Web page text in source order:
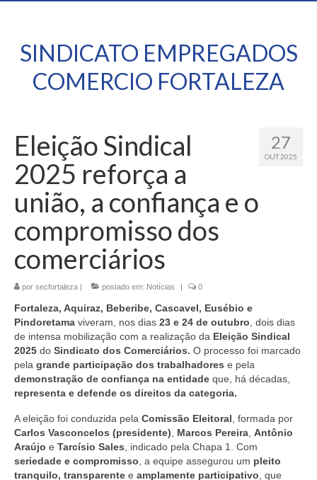
SINDICATO EMPREGADOS
COMERCIO FORTALEZA
27
OUT 2025
Eleição Sindical
2025 reforça a
união, a confiança e o
compromisso dos
comerciários
por secfortaleza | postado em: Notícias | 0
Fortaleza, Aquiraz, Beberibe, Cascavel, Eusébio e
Pindoretama viveram, nos dias 23 e 24 de outubro , dois dias
de intensa mobilização com a realização da Eleição Sindical
2025 do Sindicato dos Comerciários. O processo foi marcado
pela grande participação dos trabalhadores e pela
demonstração de confiança na entidade que, há décadas,
representa e defende os direitos da categoria.
A eleição foi conduzida pela Comissão Eleitoral , formada por
Carlos Vasconcelos (presidente)
Marcos Pereira Antônio
Araújo e Tarcísio Sales , indicado pela Chapa 1. Com
seriedade e compromisso , a equipe assegurou um pleito
tranquilo, transparente e amplamente participativo , que